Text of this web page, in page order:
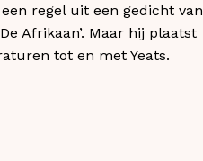
regel uit een gedicht van
Afrikaan’. Maar hij plaatst
tot en met Yeats.